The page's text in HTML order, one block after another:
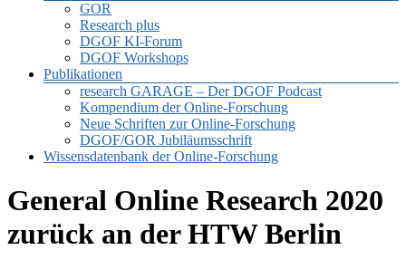
GOR
Research plus
DGOF KI-Forum
DGOF Workshops
Publikationen
research GARAGE – Der DGOF Podcast
Kompendium der Online-Forschung
Neue Schriften zur Online-Forschung
DGOF/GOR Jubiläumsschrift
Wissensdatenbank der Online-Forschung
General Online Research 2020
zurück an der HTW Berlin